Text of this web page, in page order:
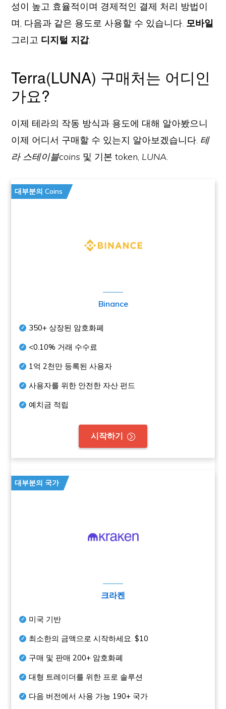
성이 높고 효율적이며 경제적인 결제 처리 방법이
며, 다음과 같은 용도로 사용할 수 있습니다. 모바일
그리고 디지털 지갑.
Terra(LUNA) 구매처는 어디인
가요?
이제 테라의 작동 방식과 용도에 대해 알아봤으니
이제 어디서 구매할 수 있는지 알아보겠습니다. 테
라 스테이블coins 및 기본 token, LUNA.
대부분의 Coins
Binance
350+ 상장된 암호화폐
<0.10% 거래 수수료
1억 2천만 등록된 사용자
사용자를 위한 안전한 자산 펀드
예치금 적립
시작하기
대부분의 국가
크라켄
미국 기반
최소한의 금액으로 시작하세요.$10
구매 및 판매200+ 암호화폐
대형 트레이더를 위한 프로 솔루션
다음 버전에서 사용 가능 190+ 국가